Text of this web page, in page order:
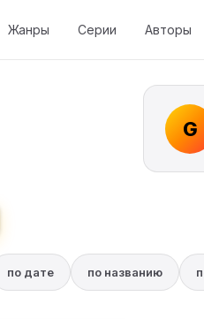
Жанры Серии Авторы
G
по дате по названию